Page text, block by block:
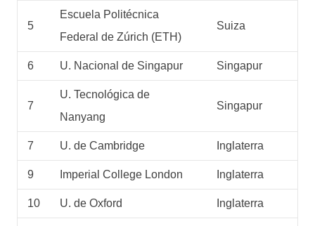
5
Escuela Politécnica
Federal de Zúrich (ETH)
Suiza
6 U. Nacional de Singapur Singapur
7
U. Tecnológica de
Nanyang
Singapur
7 U. de Cambridge Inglaterra
9 Imperial College London Inglaterra
10 U. de Oxford Inglaterra